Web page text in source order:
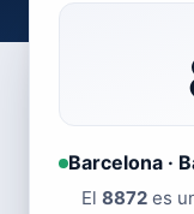
Barcelona ·
El 8872 es